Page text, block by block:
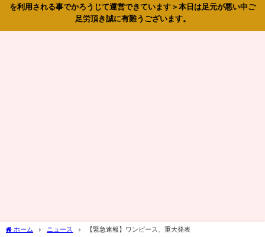
を利用される事でかろうじて運営できています＞本日は足元が悪い中ご
足労頂き誠に有難うございます。
ホーム ニュース 【緊急速報】ワンピース、重大発表